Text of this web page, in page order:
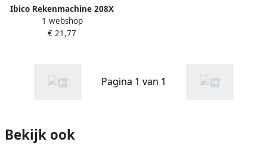
Ibico Rekenmachine 208X
1 webshop
€ 21,77
Pagina 1 van 1
Bekijk ook